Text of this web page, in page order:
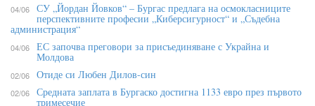
04/06 СУ „Йордан Йовков“ – Бургас предлага на осмокласниците
перспективните професии „Киберсигурност“ и „Съдебна
администрация“
04/06 ЕС започва преговори за присъединяване с Украйна и
Молдова
02/06 Отиде си Любен Дилов-син
02/06 Средната заплата в Бургаско достигна 1133 евро през първото
тримесечие